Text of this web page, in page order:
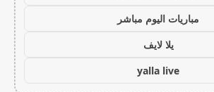
مباريات اليوم مباشر
يلا لايف
yalla live